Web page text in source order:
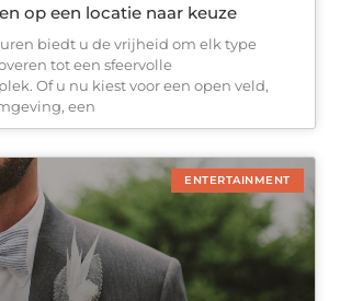
op een locatie naar keuze
biedt u de vrijheid om elk type
tot een sfeervolle
Of u nu kiest voor een open veld,
een
ENTERTAINMENT